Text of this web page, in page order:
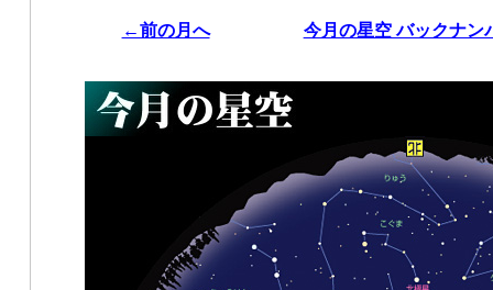
←前の月へ 今月の星空 バックナン